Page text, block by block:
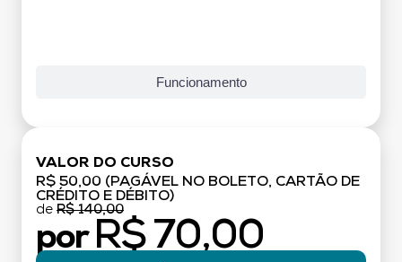
Funcionamento
VALOR DO CURSO
R$ 50,00 (PAGÁVEL NO BOLETO, CARTÃO DE
CRÉDITO E DÉBITO)
de R$ 140,00
por R$ 70,00